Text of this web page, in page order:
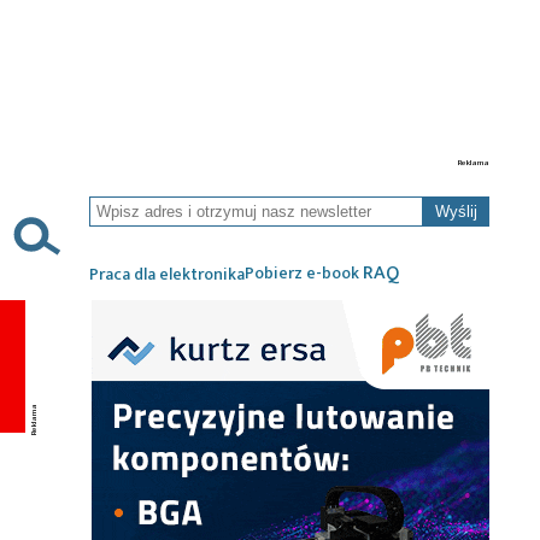
Wyślij
Praca dla elektronikaPobierz e-bookRAQ